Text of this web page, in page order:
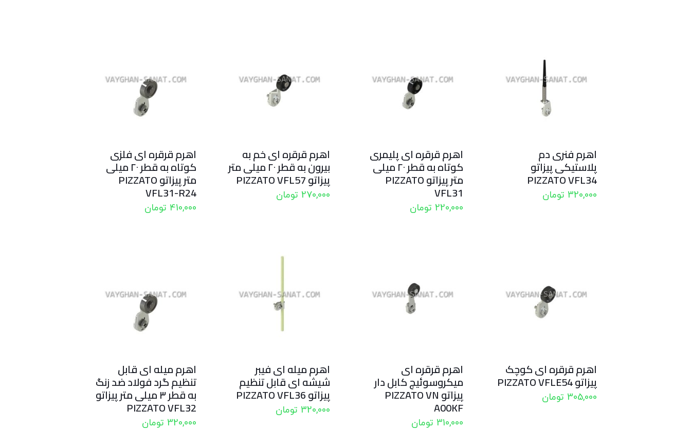
اهرم فنری دم
پلاستیکی پیزاتو
PIZZATO VFL34
320,000 تومان
اهرم قرقره ای پلیمری
کوتاه به قطر ۲۰ میلی
متر پیزاتو PIZZATO
VFL31
220,000 تومان
اهرم قرقره ای خم به
بیرون به قطر ۲۰ میلی متر
پیزاتو PIZZATO VFL57
270,000 تومان
اهرم قرقره ای فلزی
کوتاه به قطر ۲۰ میلی
متر پیزاتو PIZZATO
VFL31-R24
410,000 تومان
اهرم قرقره ای کوچک
پیزاتو PIZZATO VFLE54
305,000 تومان
اهرم قرقره ای
میکروسوئیچ کابل دار
پیزاتو PIZZATO VN
A00KF
310,000 تومان
اهرم میله ای فیبر
شیشه ای قابل تنظیم
پیزاتو PIZZATO VFL36
320,000 تومان
اهرم میله ای قابل
تنظیم گرد فولاد ضد زنگ
به قطر ۳ میلی متر پیزاتو
PIZZATO VFL32
320,000 تومان